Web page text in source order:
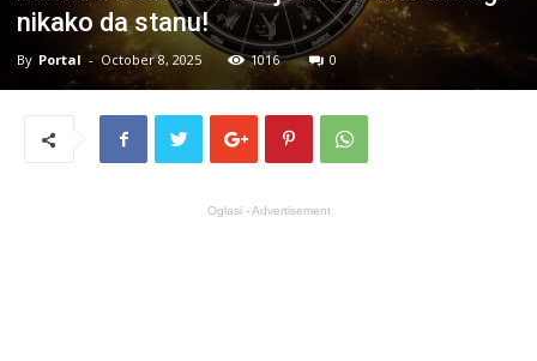
nikako da stanu!
By Portal - October 8, 2025 1016 0
Oglasi - Advertisement